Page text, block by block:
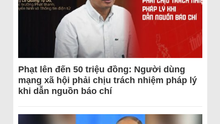
Phạt lên đến 50 triệu đồng: Người dùng
mạng xã hội phải chịu trách nhiệm pháp lý
khi dẫn nguồn báo chí